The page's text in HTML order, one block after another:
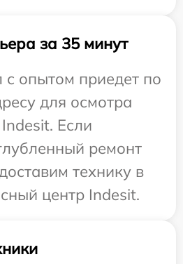
за 35 минут
опытом приедет по
для осмотра
Если
ремонт
технику в
центр Indesit.